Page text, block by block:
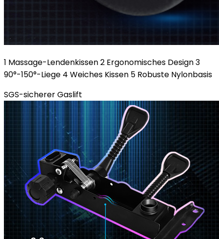
1 Massage-Lendenkissen 2 Ergonomisches Design 3
90°-150°-Liege 4 Weiches Kissen 5 Robuste Nylonbasis
SGS-sicherer Gaslift